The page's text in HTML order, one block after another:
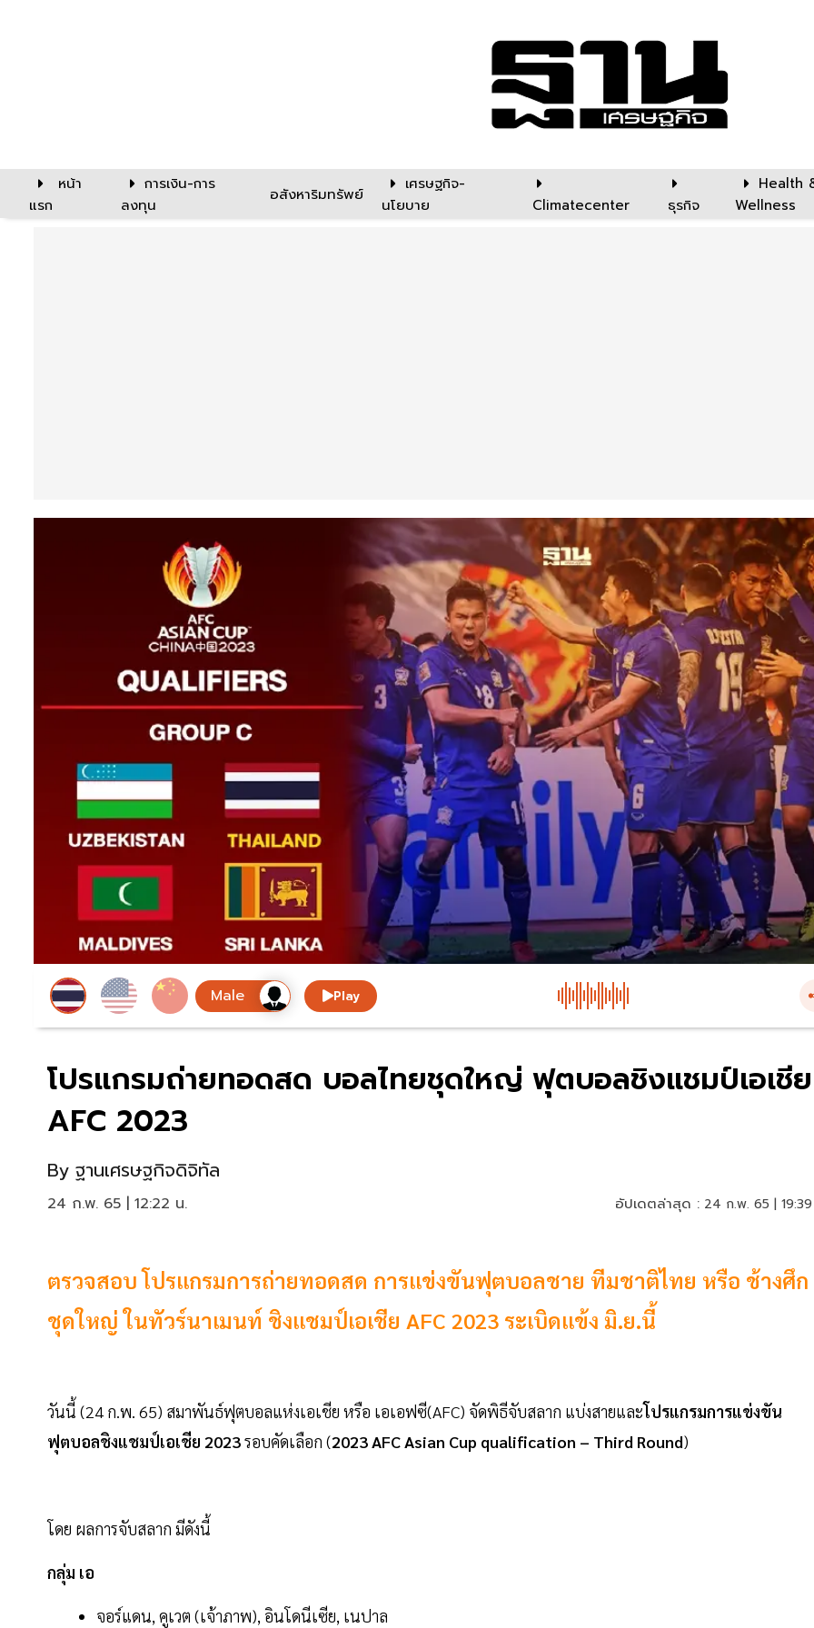
หน้า
แรก
การเงิน-การ
ลงทุน
อสังหาริมทรัพย์
เศรษฐกิจ-
นโยบาย
Climatecenter ธุรกิจ
Health
Wellness
Play
โปรแกรมถ่ายทอดสด บอลไทยชุดใหญ่ ฟุตบอลชิงแชมป์เอเชีย
AFC 2023
By ฐานเศรษฐกิจดิจิทัล
24 ก.พ. 65 | 12:22 น. อัปเดตล่าสุด : 24 ก.พ. 65 |
ตรวจสอบ โปรแกรมการถ่ายทอดสด การแข่งขันฟุตบอลชาย ทีมชาติไทย หรือ ช้างศึก
ชุดใหญ่ ในทัวร์นาเมนท์ ชิงแชมป์เอเชีย AFC 2023 ระเบิดแข้ง มิ.ย.นี้
วันนี้ (24 ก.พ. 65) สมาพันธ์ฟุตบอลแห่งเอเชีย หรือ เอเอฟซี(AFC) จัดพิธีจับสลาก แบ่งสายและโปรแกรมการแข่งขัน
ฟุตบอลชิงแชมป์เอเชีย 2023รอบคัดเลือก (2023 AFC Asian Cup qualification – Third Round)
โดย ผลการจับสลาก มีดังนี้
กลุ่ม เอ
จอร์แดน, คูเวต (เจ้าภาพ), อินโดนีเซีย, เนปาล